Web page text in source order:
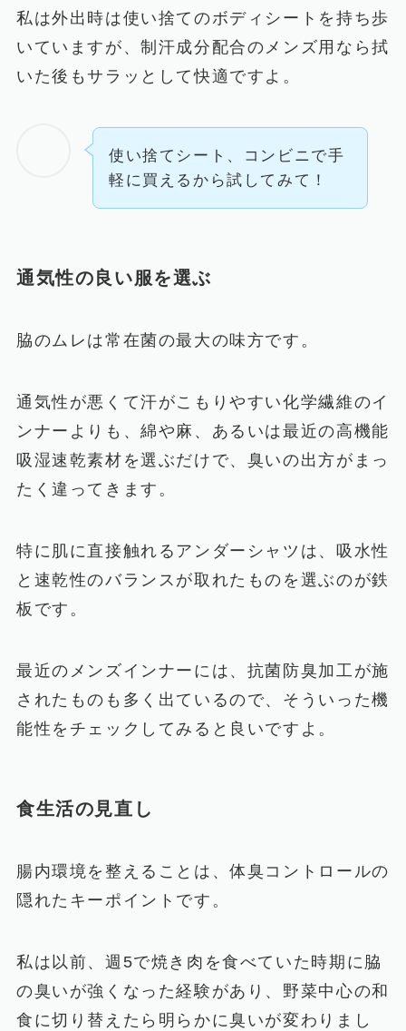
私は外出時は使い捨てのボディシートを持ち歩
いていますが、制汗成分配合のメンズ用なら拭
いた後もサラッとして快適ですよ。
使い捨てシート、コンビニで手
軽に買えるから試してみて！
通気性の良い服を選ぶ
脇のムレは常在菌の最大の味方です。
通気性が悪くて汗がこもりやすい化学繊維のイ
ンナーよりも、綿や麻、あるいは最近の高機能
吸湿速乾素材を選ぶだけで、臭いの出方がまっ
たく違ってきます。
特に肌に直接触れるアンダーシャツは、吸水性
と速乾性のバランスが取れたものを選ぶのが鉄
板です。
最近のメンズインナーには、抗菌防臭加工が施
されたものも多く出ているので、そういった機
能性をチェックしてみると良いですよ。
食生活の見直し
腸内環境を整えることは、体臭コントロールの
隠れたキーポイントです。
私は以前、週5で焼き肉を食べていた時期に脇
の臭いが強くなった経験があり、野菜中心の和
食に切り替えたら明らかに臭いが変わりまし